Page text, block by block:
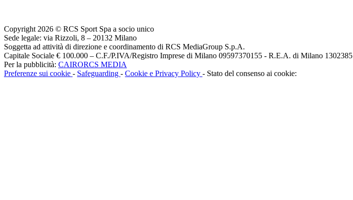
Copyright 2026 © RCS Sport Spa a socio unico
Sede legale: via Rizzoli, 8 – 20132 Milano
Soggetta ad attività di direzione e coordinamento di RCS MediaGroup S.p.A.
Capitale Sociale € 100.000 – C.F./P.IVA/Registro Imprese di Milano 09597370155 - R.E.A. di Milano 1302385
Per la pubblicità: CAIRORCS MEDIA
Preferenze sui cookie - Safeguarding - Cookie e Privacy Policy - Stato del consenso ai cookie: